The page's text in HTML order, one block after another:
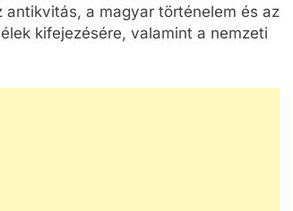
a magyar történelem és az
kifejezésére, valamint a nemzeti